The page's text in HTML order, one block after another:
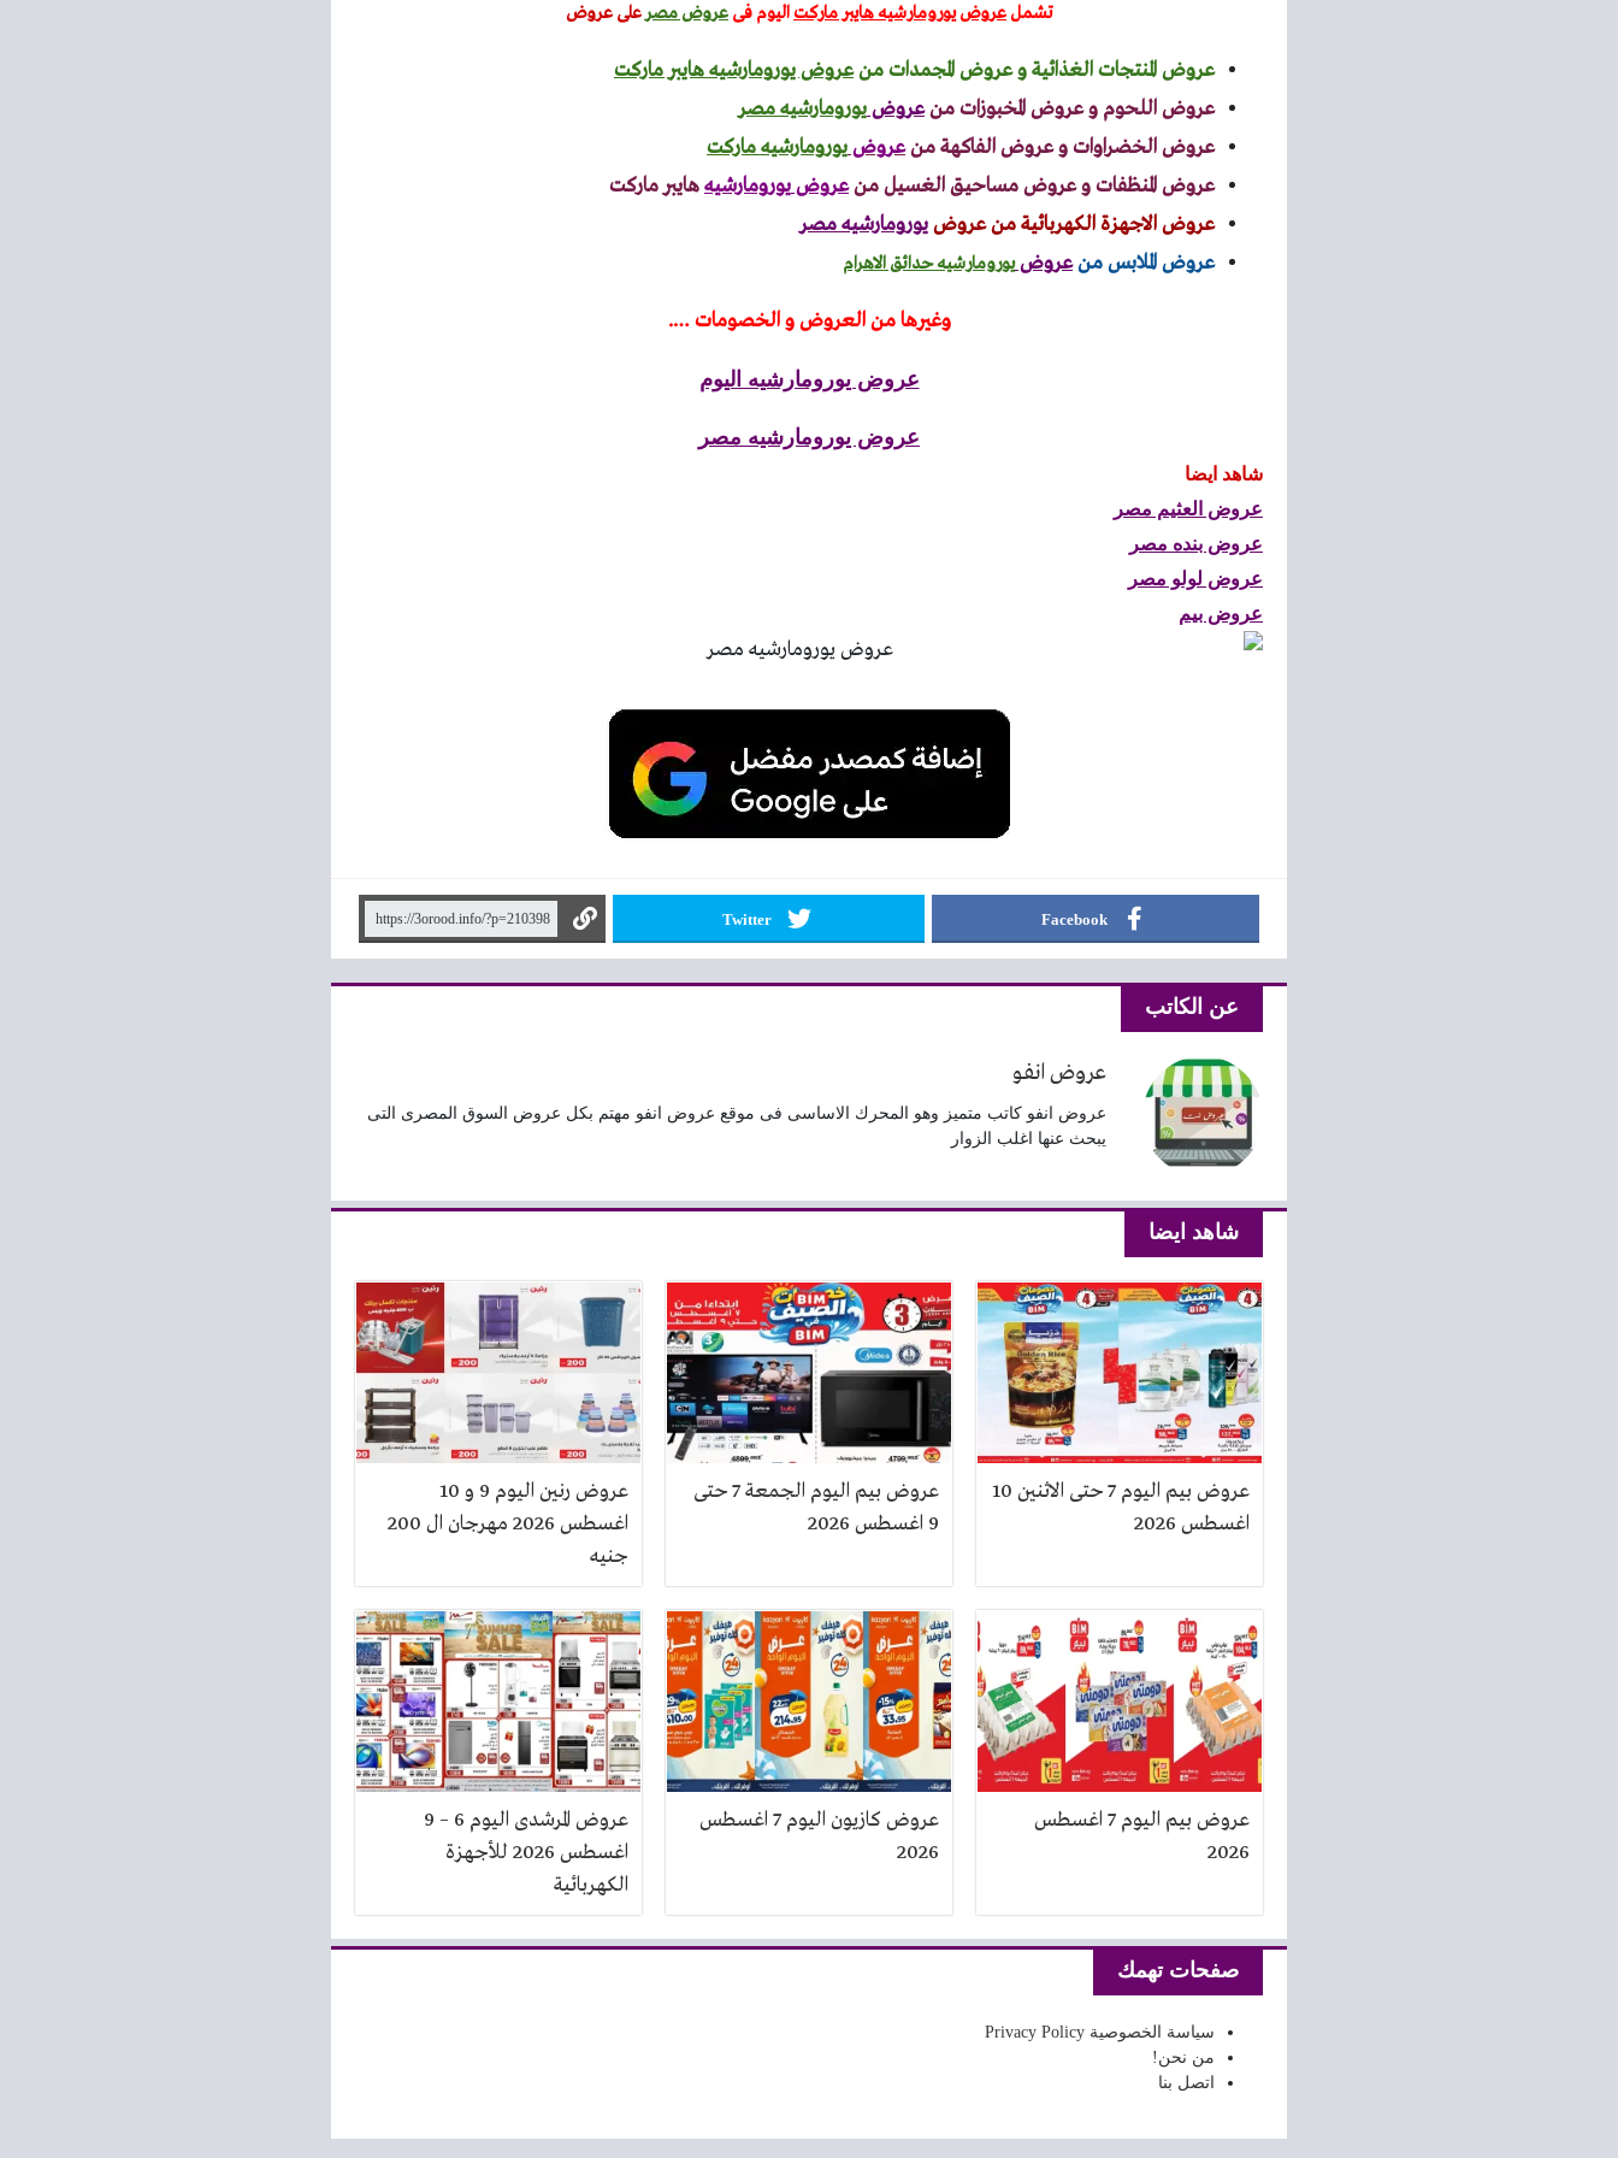
تشمل عروض يورومارشيه هايبر ماركتاليوم فى عروض مصرعلى عروض
عروض المنتجات الغذائية و عروض المجمدات منعروض يورومارشيه هايبر ماركت
عروض اللحوم و عروض المخبوزات منعروضيورومارشيه مصر
عروض الخضراوات و عروض الفاكهة منعروضيورومارشيه ماركت
عروض المنظفات و عروض مساحيق الغسيل منعروضيورومارشيههايبر ماركت
عروض الاجهزة الكهربائية من عروضيورومارشيه مصر
عروض الملابس منعروضيورومارشيه حدائق الاهرام
وغيرها من العروض و الخصومات ….
عروض يورومارشيه اليوم
عروض يورومارشيه مصر
شاهد ايضا
عروض العثيم مصر
عروض بنده مصر
عروض لولو مصر
عروض بيم
Facebook
Twitter
عن الكاتب
عروض انفو
عروض انفو كاتب متميز وهو المحرك الاساسى فى موقع عروض انفو مهتم بكل عروض السوق المصرى التى
يبحث عنها اغلب الزوار
شاهد ايضا
عروض بيم اليوم 7 حتى الاثنين 10
اغسطس 2026
عروض بيم اليوم الجمعة 7 حتى
9 اغسطس 2026
عروض رنين اليوم 9 و 10
اغسطس 2026 مهرجان ال 200
جنيه
عروض بيم اليوم 7 اغسطس
2026
عروض كازيون اليوم 7 اغسطس
2026
عروض المرشدى اليوم 6 – 9
اغسطس 2026 للأجهزة
الكهربائية
صفحات تهمك
سياسة الخصوصية Privacy Policy
من نحن!
اتصل بنا